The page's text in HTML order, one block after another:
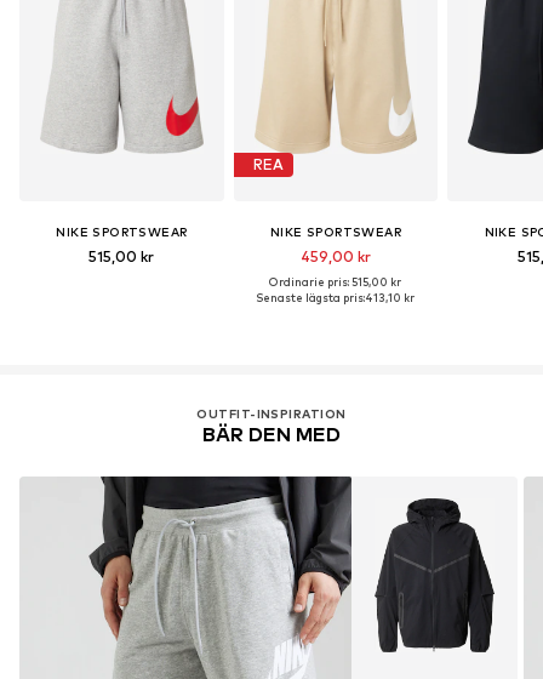
NIKE SPORTSWEAR
515,00 kr
REA
NIKE SPORTSWEAR
459,00 kr
Ordinarie pris: 515,00 kr
Senaste lägsta pris:413,10 kr
NIKE
OUTFIT-INSPIRATION
BÄR DEN MED